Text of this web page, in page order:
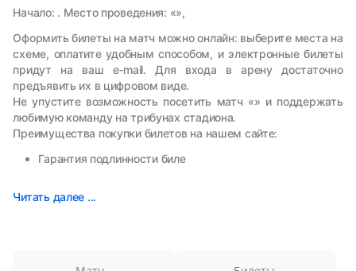
Начало: . Место проведения: «»,
Оформить билеты на матч можно онлайн: выберите места на
схеме, оплатите удобным способом, и электронные билеты
придут на ваш e‑mail. Для входа в арену достаточно
предъявить их в цифровом виде.
Не упустите возможность посетить матч «» и поддержать
любимую команду на трибунах стадиона.
Преимущества покупки билетов на нашем сайте:
Гарантия подлинности биле
Читать далее ...